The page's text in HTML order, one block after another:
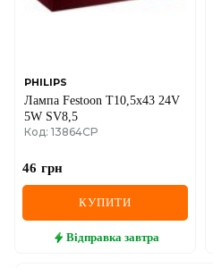
PHILIPS
Лампа Festoon T10,5x43 24V
5W SV8,5
Код: 13864CP
46 грн
КУПИТИ
Відправка завтра